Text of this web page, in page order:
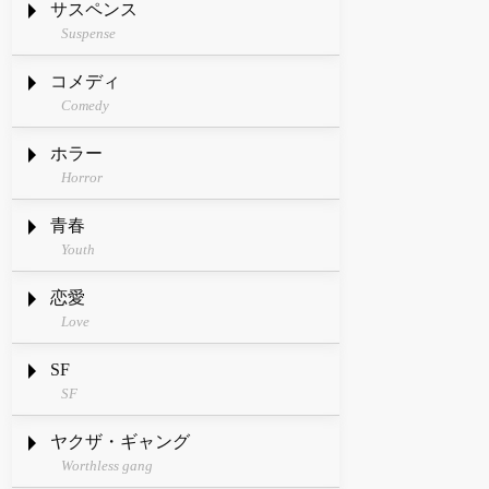
サスペンス
Suspense
コメディ
Comedy
ホラー
Horror
青春
Youth
恋愛
Love
SF
SF
ヤクザ・ギャング
Worthless gang